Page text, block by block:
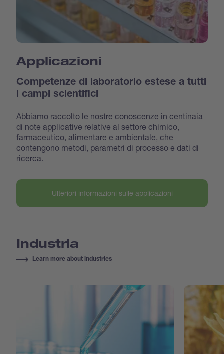
Applicazioni
Competenze di laboratorio estese a tutti
i campi scientifici
Abbiamo raccolto le nostre conoscenze in centinaia
di note applicative relative al settore chimico,
farmaceutico, alimentare e ambientale, che
contengono metodi, parametri di processo e dati di
ricerca.
Ulteriori informazioni sulle applicazioni
Industria
Learn more about industries